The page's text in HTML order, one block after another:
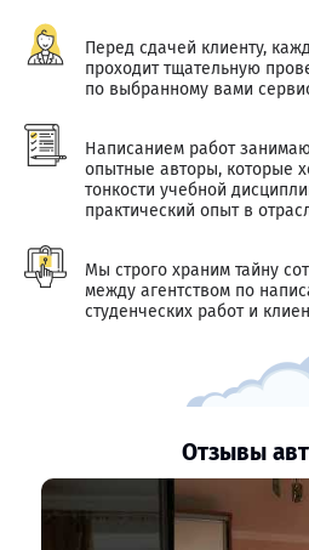
Перед сдачей клиенту,
проходит тщательную
по выбранному вами
Написанием работ
опытные авторы, которые
тонкости учебной
практический опыт в
Мы строго храним тайну
между агентством по
студенческих работ и
Отзывы